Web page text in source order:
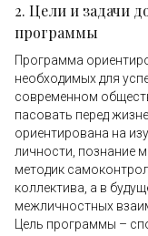
2. Цели и задачи
программы
Программа
необходимых для
современном
пасовать перед
ориентирована на
личности, познание
методик
коллектива, а в
межличностных
Цель программы –